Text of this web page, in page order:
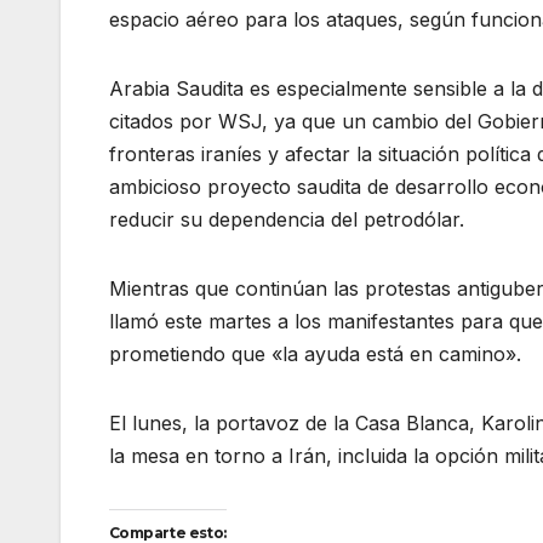
espacio aéreo para los ataques, según
Arabia Saudita es especialmente sensible a la
citados por WSJ, ya que un cambio del
fronteras iraníes y afectar la situación política
ambicioso proyecto saudita de desarrollo
reducir su dependencia del petrodólar.
Mientras que continúan las protestas
llamó este martes a los manifestantes para
prometiendo que «la ayuda está en camino».
El lunes, la portavoz de la Casa Blanca,
la mesa en torno a Irán, incluida la opción
Comparte esto: